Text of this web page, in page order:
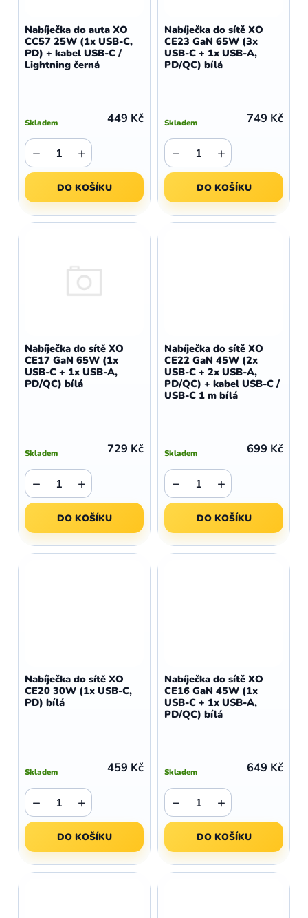
o
d
u
ů
Nabíječka do auta XO
CC57 25W (1x USB-C,
PD) + kabel USB-C /
Lightning černá
Skladem 449 Kč
+
−
DO KOŠÍKU
Nabíječka do sítě XO
CE23 GaN 65W (3x
USB-C + 1x USB-A,
PD/QC) bílá
Skladem 749 Kč
+
−
DO KOŠÍKU
Nabíječka do sítě XO
CE17 GaN 65W (1x
USB-C + 1x USB-A,
PD/QC) bílá
Skladem 729 Kč
+
−
DO KOŠÍKU
Nabíječka do sítě XO
CE22 GaN 45W (2x
USB-C + 2x USB-A,
PD/QC) + kabel USB-C /
USB-C 1 m bílá
Skladem 699 Kč
+
−
DO KOŠÍKU
Nabíječka do sítě XO
CE20 30W (1x USB-C,
PD) bílá
Skladem 459 Kč
+
−
DO KOŠÍKU
Nabíječka do sítě XO
CE16 GaN 45W (1x
USB-C + 1x USB-A,
PD/QC) bílá
Skladem 649 Kč
+
−
DO KOŠÍKU